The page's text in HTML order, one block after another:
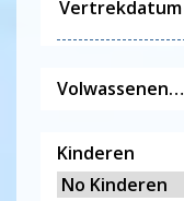
Volwassenen
Kinderen